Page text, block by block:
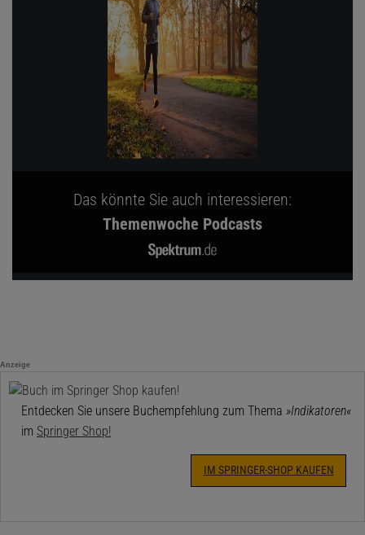
Das könnte Sie auch interessieren:
Themenwoche Podcasts
Anzeige
Entdecken Sie unsere Buchempfehlung zum Thema »Indikatoren«
im Springer Shop!
IM SPRINGER-SHOP KAUFEN